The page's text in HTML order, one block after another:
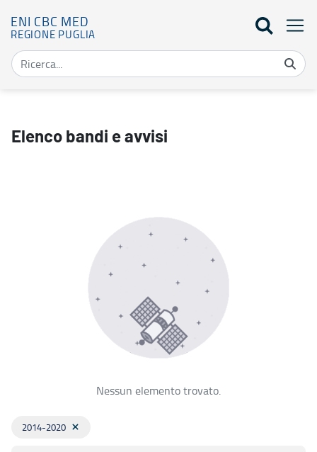
ENI CBC MED
REGIONE PUGLIA
Elenco bandi e avvisi
Nessun elemento trovato.
2014-2020